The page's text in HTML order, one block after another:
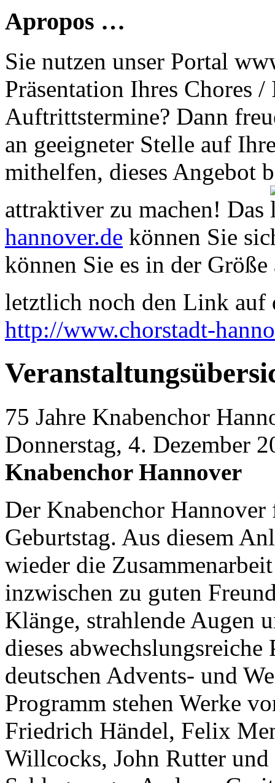
Apropos …
Sie nutzen unser Portal
Präsentation Ihres Chores
Auftrittstermine? Dann
an geeigneter Stelle auf
mithelfen, dieses Angebot
attraktiver zu machen! Das
hannover.de können Sie
können Sie es in der
letztlich noch den Link auf
http://www.chorstadt-
75 Jahre Knabenchor
Donnerstag, 4. Dezember
Knabenchor Hannover
Der Knabenchor
Geburtstag. Aus diesem
wieder die
inzwischen zu guten
Klänge, strahlende Augen
dieses
deutschen Advents- und
Programm stehen Werke
Friedrich Händel, Felix
Willcocks, John Rutter